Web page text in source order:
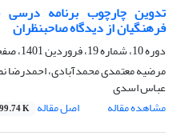
تدوین چارچوب برنامه
فرهنگیان از دیدگاه صاحبنظران
دوره 10، شماره 19، فروردین 1401، صفحه
مرضیه معتمدی محمدآبادی، احمدرضا
عباس اسدی
مشاهده مقاله
اصل مقاله K